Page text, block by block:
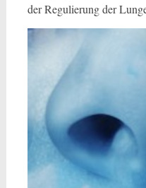
der Regulierung der